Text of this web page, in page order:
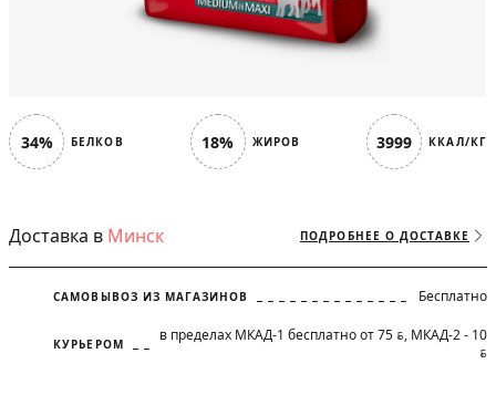
34% БЕЛКОВ 18% ЖИРОВ 3999 ККАЛ/КГ
Доставка в Минск ПОДРОБНЕЕ О ДОСТАВКЕ
САМОВЫВОЗ ИЗ МАГАЗИНОВ Бесплатно
КУРЬЕРОМ в пределах МКАД-1 бесплатно от 75 BYN, МКАД-2 - 10
BYN